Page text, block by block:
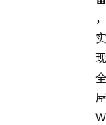
，
实
现
全
屋
W